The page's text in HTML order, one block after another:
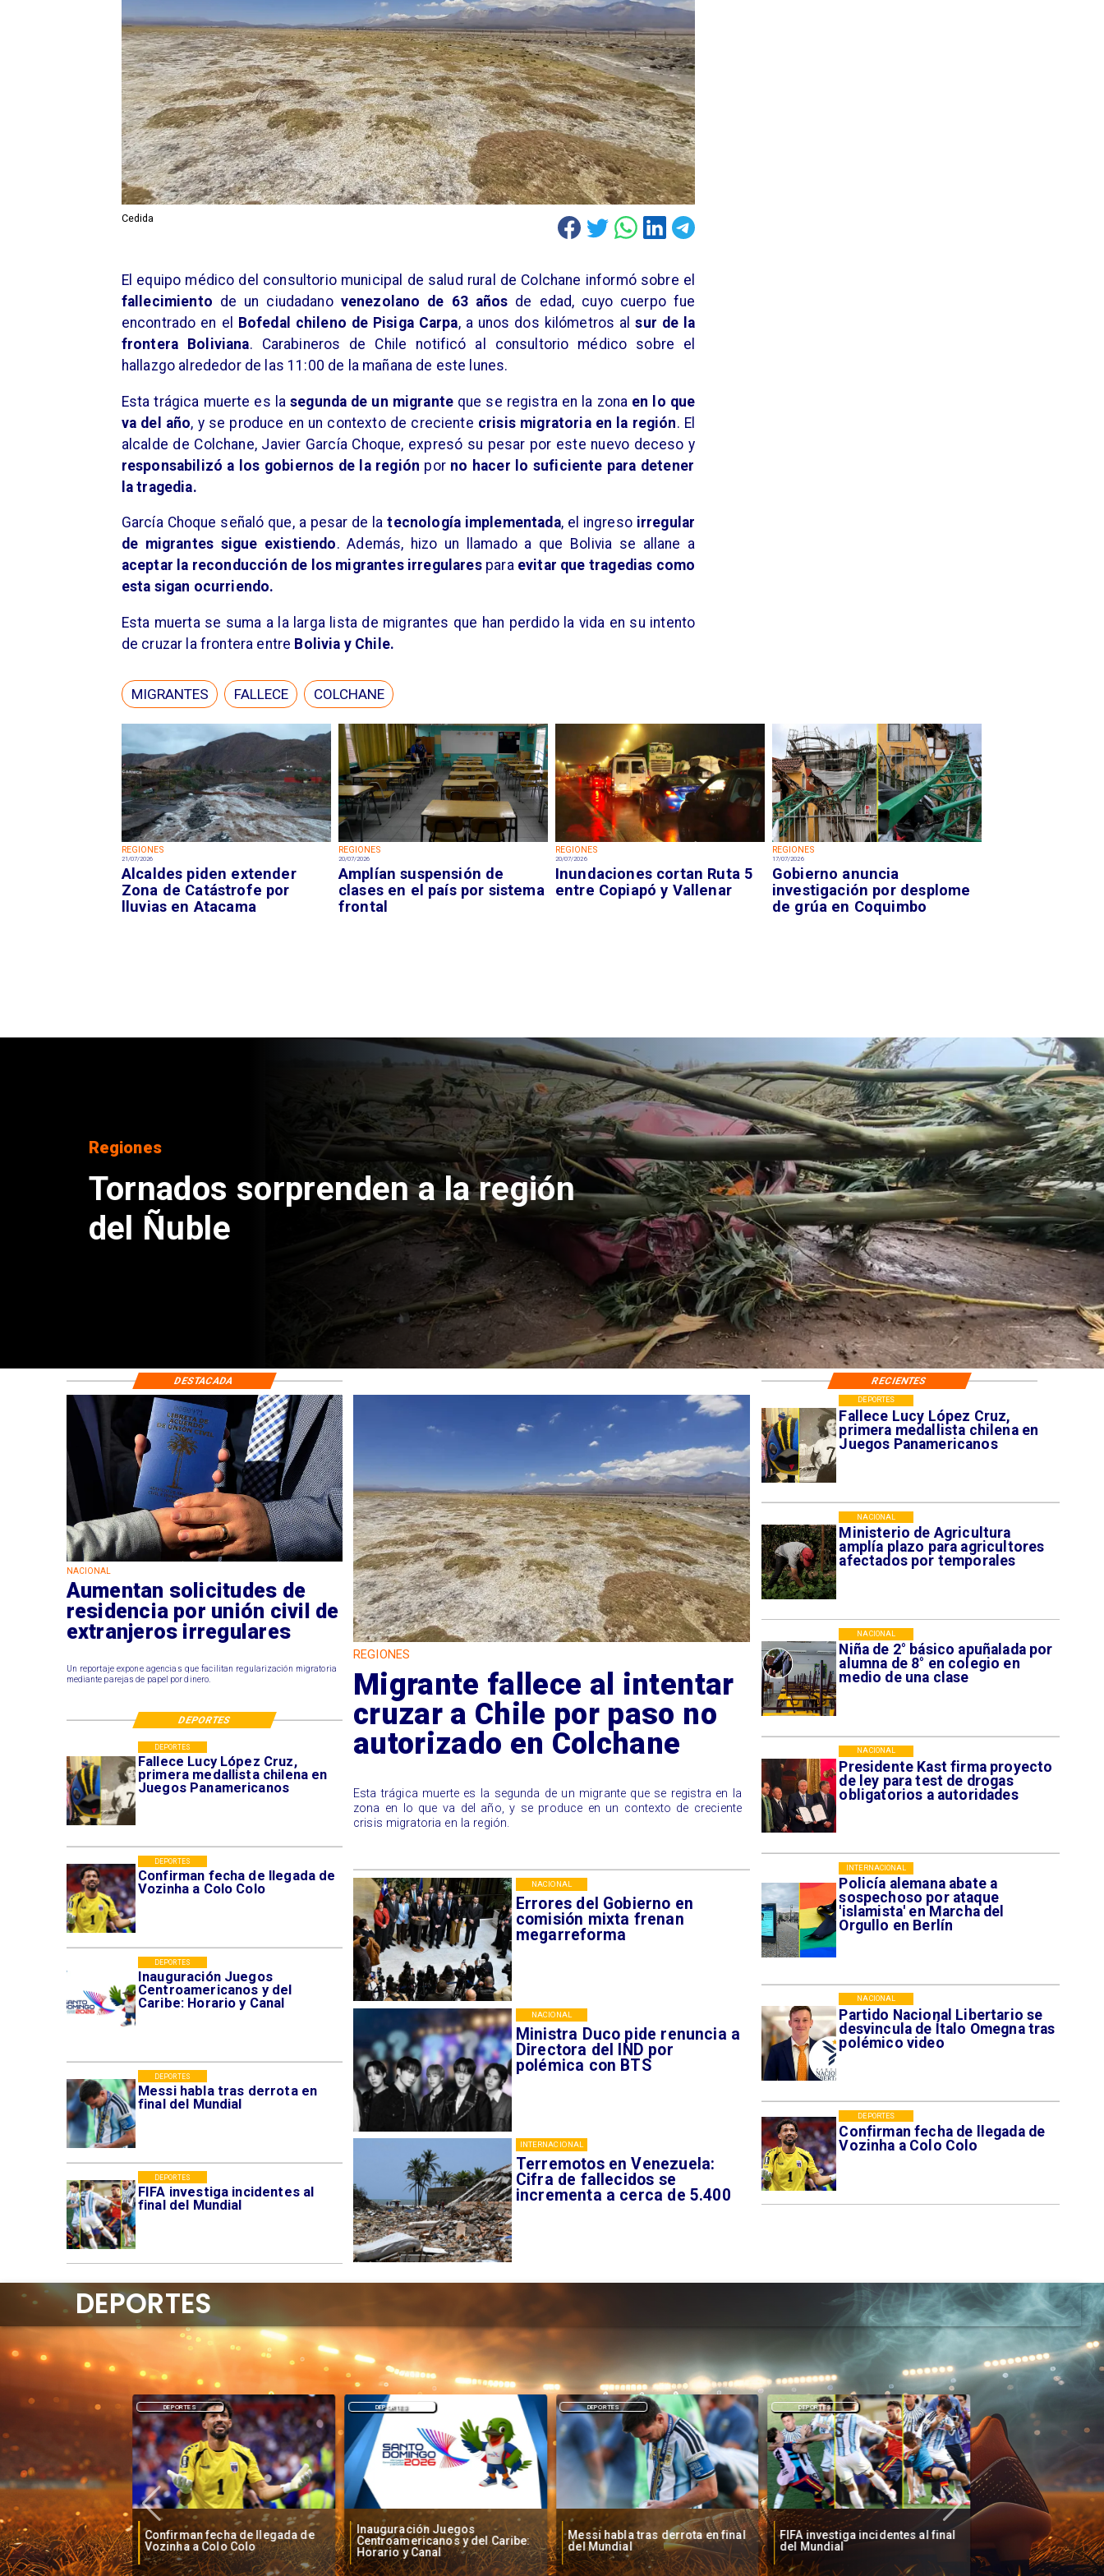
Cedida
REGIONES
21/07/2026
Alcaldes piden extender
Zona de Catástrofe por
lluvias en Atacama
REGIONES
20/07/2026
Amplían suspensión de
clases en el país por sistema
frontal
REGIONES
20/07/2026
Inundaciones cortan Ruta 5
entre Copiapó y Vallenar
REGIONES
17/07/2026
Gobierno anuncia
investigación por desplome
de grúa en Coquimbo
El equipo médico del consultorio municipal de salud rural de Colchane informó sobre el
fallecimiento de un ciudadano venezolano de 63 años de edad, cuyo cuerpo fue
encontrado en el
Bofedal chileno de Pisiga Carpa, a unos dos kilómetros alsur de la
frontera Boliviana. Carabineros de Chile notificó al consultorio médico sobre el
hallazgo alrededor de las 11:00 de la mañana de este lunes.
Esta trágica muerte es lasegunda de un migrante que se registra en la zona en lo que
va del año, y se produce en un contexto de creciente crisis migratoria en la región. El
alcalde de Colchane, Javier García Choque, expresó su pesar por este nuevo deceso y
responsabilizó a los gobiernos de la región porno hacer lo suficiente para detener
la tragedia.
García Choque señaló que, a pesar de latecnología implementada, el ingreso irregular
de migrantes sigue existiendo. Además, hizo un llamado a que Bolivia se allane a
aceptar la reconducción de los migrantes irregularespara evitar que tragedias como
esta sigan ocurriendo.
Esta muerta se suma a la larga lista de migrantes que han perdido la vida en su intento
de cruzar la frontera entre Bolivia y Chile.
MIGRANTES FALLECE COLCHANE
Nacional
Aumentan solicitudes de
residencia por unión civil de
extranjeros irregulares
Fallece Lucy López Cruz,
primera medallista chilena en
Juegos Panamericanos
DEPORTES
Ministerio de Agricultura
amplía plazo para agricultores
afectados por temporales
NACIONAL
Niña de 2° básico apuñalada por
alumna de 8° en colegio en
medio de una clase
NACIONAL
Presidente Kast firma proyecto
de ley para test de drogas
obligatorios a autoridades
NACIONAL
Policía alemana abate a
sospechoso por ataque
'islamista' en Marcha del
Orgullo en Berlín
INTERNACIONAL
Partido Nacional Libertario se
desvincula de Ítalo Omegna tras
polémico video
NACIONAL
Confirman fecha de llegada de
Vozinha a Colo Colo
DEPORTES
Fallece Lucy López Cruz,
primera medallista chilena en
Juegos Panamericanos
DEPORTES
Confirman fecha de llegada de
Vozinha a Colo Colo
DEPORTES
Inauguración Juegos
Centroamericanos y del
Caribe: Horario y Canal
DEPORTES
Messi habla tras derrota en
final del Mundial
DEPORTES
FIFA investiga incidentes al
final del Mundial
DEPORTES
Errores del Gobierno en
comisión mixta frenan
megarreforma
NACIONAL
Ministra Duco pide renuncia a
Directora del IND por
polémica con BTS
NACIONAL
Terremotos en Venezuela:
Cifra de fallecidos se
incrementa a cerca de 5.400
INTERNACIONAL
NACIONAL
Aumentan solicitudes de
residencia por unión civil de
extranjeros irregulares
Un reportaje expone agencias que facilitan regularización migratoria
mediante parejas de papel por dinero.
REGIONES
Migrante fallece al intentar
cruzar a Chile por paso no
autorizado en Colchane
​Esta trágica muerte es la segunda de un migrante que se registra en la
zona en lo que va del año, y se produce en un contexto de creciente
crisis migratoria en la región.
RECIENTES
DESTACADA
DEPORTES
López Cruz,
chilena en
Confirman fecha de llegada de
Vozinha a Colo Colo
DEPORTES
Inauguración Juegos
Centroamericanos y del Caribe:
Horario y Canal
DEPORTES
Messi habla tras derrota en final
del Mundial
DEPORTES
FIFA investiga incidentes al final
del Mundial
DEPORTES
Mundial 2030: Seis
anfitriones en tres
DEPORTES